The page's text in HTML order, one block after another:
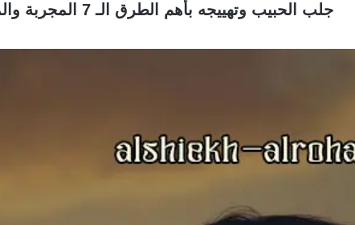
جلب الحبيب وتهييجه بأهم الطرق الـ 7 المجربة والمضمونة للجلب